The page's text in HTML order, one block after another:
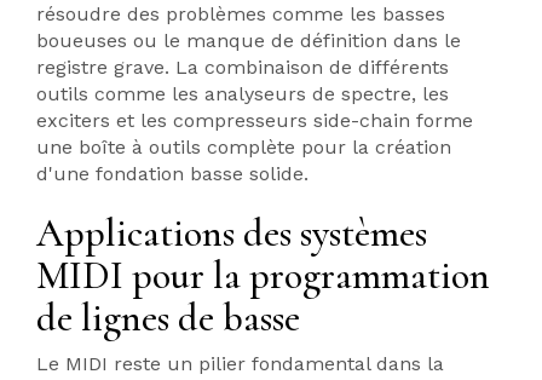
résoudre des problèmes comme les basses
boueuses ou le manque de définition dans le
registre grave. La combinaison de différents
outils comme les analyseurs de spectre, les
exciters et les compresseurs side-chain forme
une boîte à outils complète pour la création
d'une fondation basse solide.
Applications des systèmes
MIDI pour la programmation
de lignes de basse
Le MIDI reste un pilier fondamental dans la